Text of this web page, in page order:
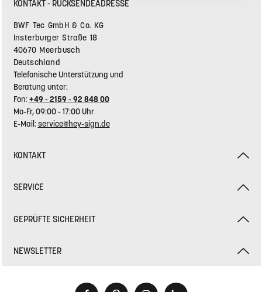
KONTAKT - RÜCKSENDEADRESSE
BWF Tec GmbH & Co. KG
Insterburger Straße 18
40670 Meerbusch
Deutschland
Telefonische Unterstützung und
Beratung unter:
Fon:+49 - 2159 - 92 848 00
Mo-Fr, 09:00 - 17:00 Uhr
E-Mail:service@hey-sign.de
KONTAKT
SERVICE
GEPRÜFTE SICHERHEIT
NEWSLETTER